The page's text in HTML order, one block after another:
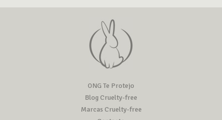
ONG Te Protejo
Blog Cruelty-free
Marcas Cruelty-free